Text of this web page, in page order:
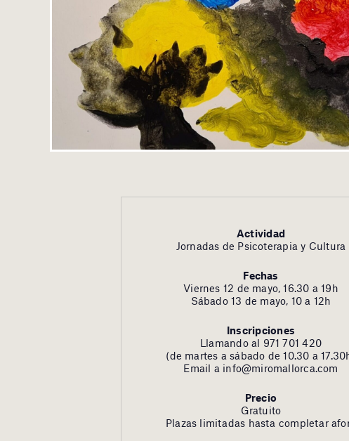
Actividad
Jornadas de Psicoterapia y Cultura
Fechas
Viernes 12 de mayo, 16.30 a 19h
Sábado 13 de mayo, 10 a 12h
Inscripciones
Llamando al 971 701 420
(de martes a sábado de 10.30 a
Email a info@miromallorca.com
Precio
Gratuito
Plazas limitadas hasta completar